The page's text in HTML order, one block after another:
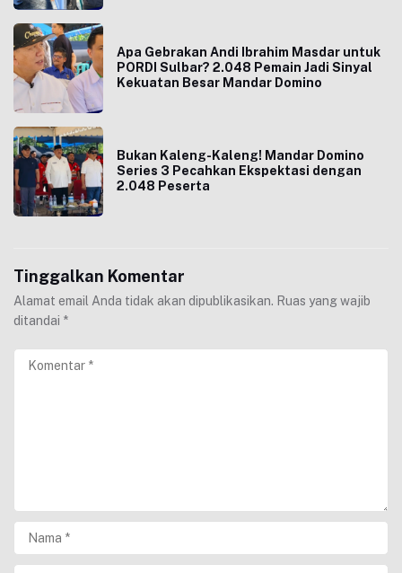
Apa Gebrakan Andi Ibrahim Masdar untuk
PORDI Sulbar? 2.048 Pemain Jadi Sinyal
Kekuatan Besar Mandar Domino
Bukan Kaleng-Kaleng! Mandar Domino
Series 3 Pecahkan Ekspektasi dengan
2.048 Peserta
Tinggalkan Komentar
Alamat email Anda tidak akan dipublikasikan. Ruas yang wajib
ditandai *